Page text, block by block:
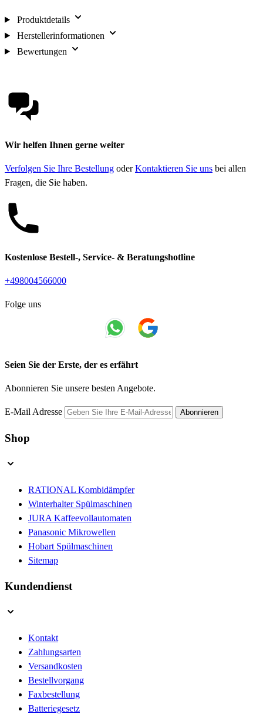
Produktdetails
Herstellerinformationen
Bewertungen
Wir helfen Ihnen gerne weiter
Verfolgen Sie Ihre Bestellung oderKontaktieren Sie uns bei allen
Fragen, die Sie haben.
Kostenlose Bestell-, Service- & Beratungshotline
+498004566000
Folge uns
Seien Sie der Erste, der es erfährt
Abonnieren Sie unsere besten Angebote.
E-Mail Adresse Abonnieren
Shop
RATIONAL Kombidämpfer
Winterhalter Spülmaschinen
JURA Kaffeevollautomaten
Panasonic Mikrowellen
Hobart Spülmaschinen
Sitemap
Kundendienst
Kontakt
Zahlungsarten
Versandkosten
Bestellvorgang
Faxbestellung
Batteriegesetz